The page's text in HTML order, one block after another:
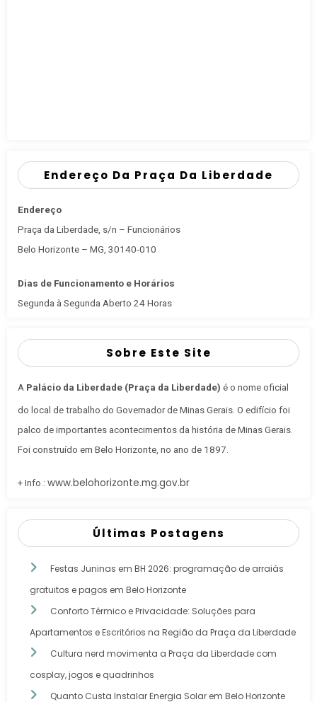
Endereço Da Praça Da Liberdade
Endereço
Praça da Liberdade, s/n – Funcionários
Belo Horizonte – MG, 30140-010
Dias de Funcionamento e Horários
Segunda à Segunda Aberto 24 Horas
Sobre Este Site
A Palácio da Liberdade (Praça da Liberdade) é o nome oficial
do local de trabalho do Governador de Minas Gerais . O edifício foi
palco de importantes acontecimentos da história de Minas Gerais.
Foi construído em Belo Horizonte, no ano de 1897.
+ Info.: www.belohorizonte.mg.gov.br
Últimas Postagens
Festas Juninas em BH 2026: programação de arraiás
gratuitos e pagos em Belo Horizonte
Conforto Térmico e Privacidade: Soluções para
Apartamentos e Escritórios na Região da Praça da Liberdade
Cultura nerd movimenta a Praça da Liberdade com
cosplay, jogos e quadrinhos
Quanto Custa Instalar Energia Solar em Belo Horizonte